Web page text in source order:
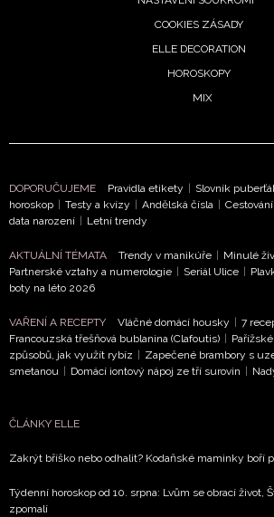
Chcete navíc dostávat i další zajímavé
informace od našich partnerů? Pokud
zpracováním údajů k tomuto účelu
soukromí BurdaMedia Extra s.r.o.,
COOKIES ZÁSADY
ELLE DECORATION
HOROSKOPY
MIX
DOPORUČUJEME Pravidla etikety Slovník
horoskop
Testy a kvízy Andělská čísla Cestování
data narození
Letní trendy
AKTUÁLNÍ TÉMATA Trendy v manikúře Minulé
Partnerské vztahy a numerologie
Seriál Ulice
boty na léto 2026
VAŘENÍ A RECEPTY Vláčné domácí housky 7
Francouzská třešňová bublanina (Clafoutis)
způsobů, jak využít rybíz
Zapečené brambory s
smetanou
Domácí iontový nápoj ze tří surovin
ČLÁNKY ELLE
Zakrýt bříško nebo odhalit? Kodaňské maminky boří
Týdenní horoskop od 10. srpna: Lvům se obrací život,
zpomalí